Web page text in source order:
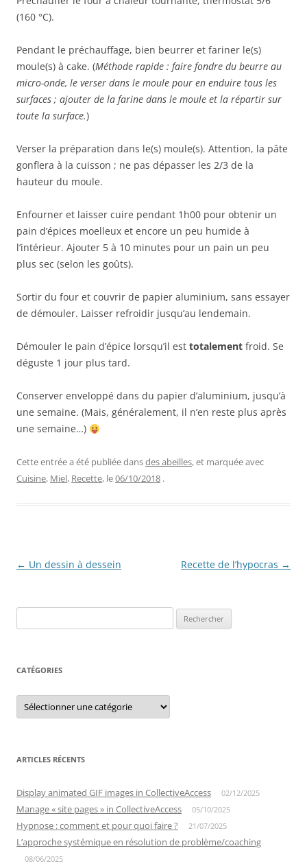
(160 °C).
Pendant le préchauffage, bien beurrer et fariner le(s)
moule(s) à cake. (Méthode rapide : faire fondre du beurre au
micro-onde, le verser dans le moule pour en enduire tous les
surfaces ; ajouter de la farine dans le moule et la répartir sur
toute la surface.)
Verser la préparation dans le(s) moule(s). Attention, la pâte
gonflera à la cuisson ; ne pas dépasser les 2/3 de la
hauteur du moule.
Enfourner et laisser cuire pendant 1h00 pour obtenir un
pain d’épices moelleux et encore un peu humide à
l’intérieur. Ajouter 5 à 10 minutes pour un pain un peu
plus sec (selon les goûts).
Sortir du four et couvrir de papier aluminium, sans essayer
de démouler. Laisser refroidir jusqu’au lendemain.
Démouler le pain d’épice lorsqu’il est totalement froid. Se
déguste 1 jour plus tard.
Conserver enveloppé dans du papier d’aluminium, jusqu’à
une semaine. (Mais, généralement, il n’en reste plus après
une semaine…)
Cette entrée a été publiée dansdes abeilles, et marquée avec
Cuisine, Miel, Recette, le06/10/2018 .
Navigation
← Un dessin à dessein Recette de l’hypocras →
CATÉGORIES
Catégories
ARTICLES RÉCENTS
Display animated GIF images in CollectiveAccess 02/12/2025
Manage « site pages » in CollectiveAccess 05/10/2025
Hypnose : comment et pour quoi faire ? 21/07/2025
L’approche systémique en résolution de problème/coaching
08/06/2025